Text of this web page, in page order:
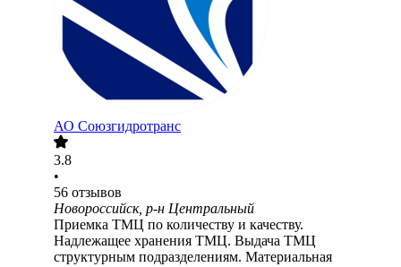
АО Союзгидротранс
3.8
•
56 отзывов
Новороссийск, р-н Центральный
Приемка ТМЦ по количеству и качеству.
Надлежащее хранения ТМЦ. Выдача ТМЦ
структурным подразделениям. Материальная